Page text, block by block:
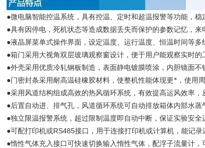
●微电脑智能控温系统，具有控温、定时和超温报警等功能，稳
●具有因停电，死机状态等造成数据丢失而保护的参数记忆，来
●液晶屏菜单式操作界面，设定温度、运行温度、恒温时间等多
●箱门采用大视角双层玻璃观察窗设计，便于用户能观察实时的
●外壳采用优质冷轧钢板制造，表面静电镀膜喷涂，内胆镜面不
●门密封条采用耐高温硅橡胶材料，使整机性能体现更*，使用
●采用风道结构组成高效的热风循环系统，有效提高运风效率，
●后置自动进、排气孔，风道循环系统可自动排放箱体内部水蒸
●独立限温报警系统，超过限制温度即自动中断，保证实验安全
●可配打印机或RS485接口，用于连接打印机或计算机，能记录
●惰性气体充入接口可快速切换输入惰性气体，配浮子流量计，